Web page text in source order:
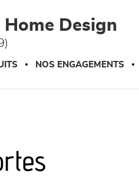
Home Design
NOS ENGAGEMENTS